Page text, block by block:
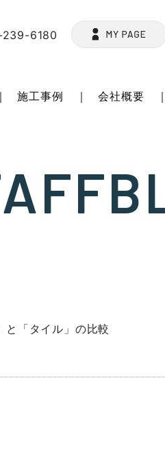
6180
施工事例 会社概要
と「タイル」の比較